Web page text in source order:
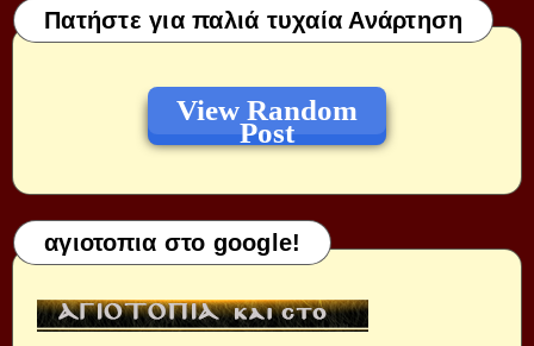
Πατήστε για παλιά τυχαία Ανάρτηση
View Random
Post
αγιοτοπια στο google!